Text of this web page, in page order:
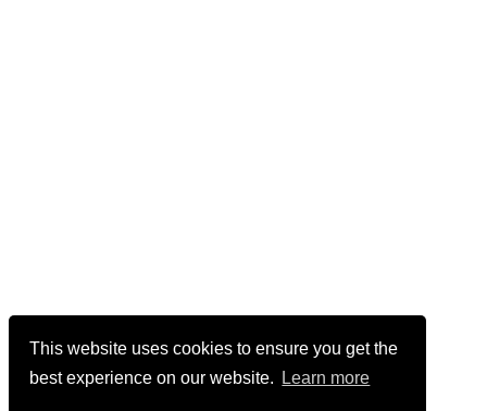
This website uses cookies to ensure you get the
best experience on our website.
Learn more